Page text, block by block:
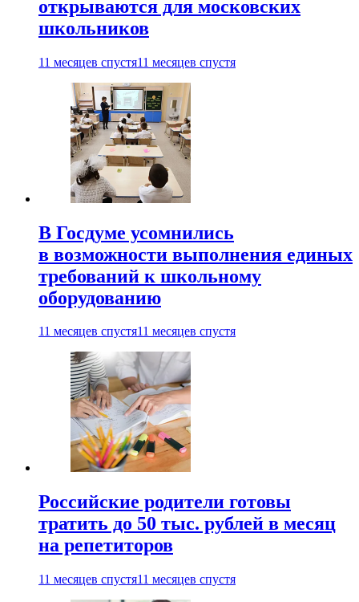
открываются для московских
школьников
11 месяцев спустя11 месяцев спустя
В Госдуме усомнились
в возможности выполнения единых
требований к школьному
оборудованию
11 месяцев спустя11 месяцев спустя
Российские родители готовы
тратить до 50 тыс. рублей в месяц
на репетиторов
11 месяцев спустя11 месяцев спустя